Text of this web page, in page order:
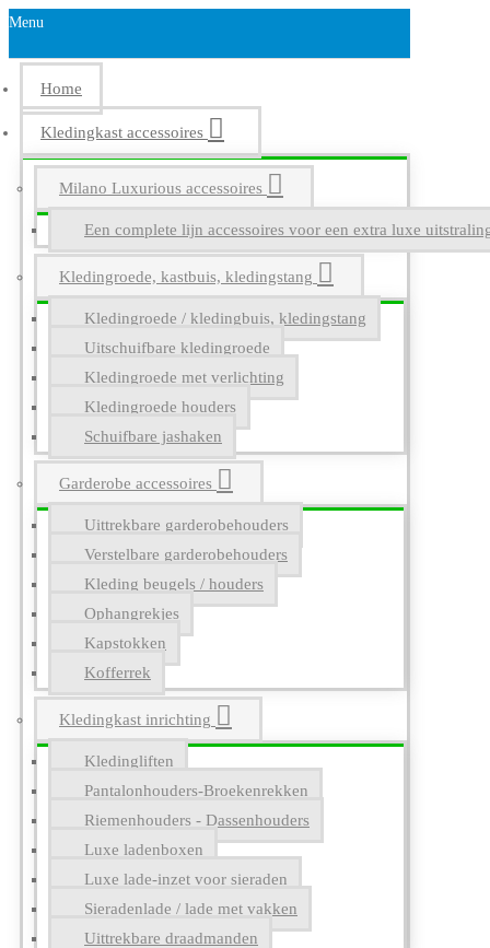
Menu
Home
Kledingkast accessoires
Milano Luxurious accessoires
Een complete lijn accessoires voor een extra luxe
Kledingroede, kastbuis, kledingstang
Kledingroede / kledingbuis, kledingstang
Uitschuifbare kledingroede
Kledingroede met verlichting
Kledingroede houders
Schuifbare jashaken
Garderobe accessoires
Uittrekbare garderobehouders
Verstelbare garderobehouders
Kleding beugels / houders
Ophangrekjes
Kapstokken
Kofferrek
Kledingkast inrichting
Kledingliften
Pantalonhouders-Broekenrekken
Riemenhouders - Dassenhouders
Luxe ladenboxen
Luxe lade-inzet voor sieraden
Sieradenlade / lade met vakken
Uittrekbare draadmanden